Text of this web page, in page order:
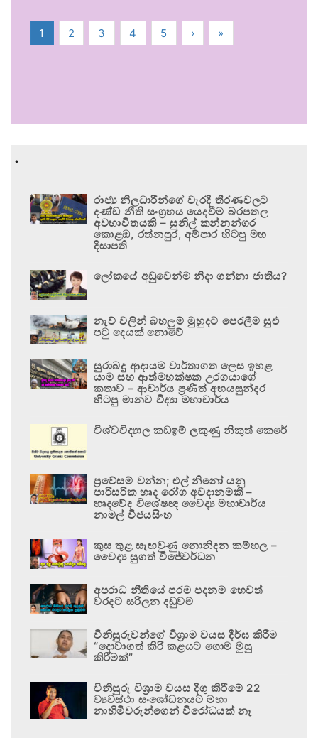
1 2 3 4 5 › »
.
රාජ්‍ය නිලධාරීන්ගේ වැරදි තීරණවලට
දණ්ඩ නීති සංග්‍රහය යෙදවීම බරපතල
අවභාවිතයකි – සුනිල් කන්නන්ගර
කොළඹ, රත්නපුර, අම්පාර හිටපු මහ
දිසාපති
ලෝකයේ අඩුවෙන්ම නිදා ගන්නා ජාතිය?
නැව් වලින් බහලුම් මුහුදට පෙරලීම සුළු
පටු දෙයක් නොවේ
සුරාබදු ආදායම වාර්තාගත ලෙස ඉහළ
යාම සහ ආත්මභක්ෂක උරගයාගේ
කතාව – ආචාර්ය ප්‍රණීත් අභයසුන්දර
හිටපු මානව විද්‍යා මහාචාර්ය
විශ්වවිද්‍යාල කඩඉම් ලකුණු නිකුත් කෙරේ
ප්‍රවේසම් වන්න; එල් නිනෝ යනු
පාරිසරික හෘද රෝග අවදානමකි –
හෘදවේද විශේෂඥ වෛද්‍ය මහාචාර්ය
නාමල් විජයසිංහ
කුස තුළ සැඟවුණු නොනිදන කම්හල –
වෛද්‍ය සුගත් විජේවර්ධන
අපරාධ නීතියේ පරම පදනම හෙවත්
වරදට සරිලන දඬුවම
විනිසුරුවන්ගේ විශ්‍රාම වයස දීර්ඝ කිරීම
“දොවාගත් කිරි කළයට ගොම මුසු
කිරීමක්”
විනිසුරු විශ්‍රාම වයස දිගු කිරීමේ 22
ව්‍යවස්ථා සංශෝධනයට මහා
නාහිමිවරුන්ගෙන් විරෝධයක් නෑ